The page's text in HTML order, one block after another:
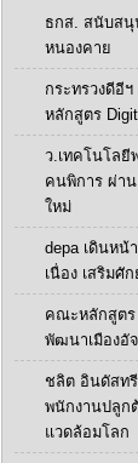
ธกส. สนับสนุ
หนองคาย
กระทรวงดีอี
หลักสูตร
ว.เทคโนโลยี
คนพิการ ผ่า
ใหม่
depa เดินหน้
เนื่อง เสริมศั
คณะหลักสูตร
พัฒนาเมืองอั
ชลิต อินดัสท
พนักงานปลูก
แวดล้อมโลก